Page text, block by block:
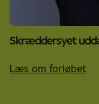
Skræddersyet
Læs om forløbet